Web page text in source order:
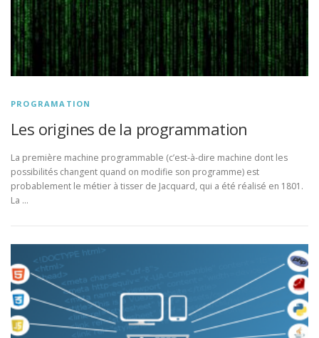
PROGRAMATION
Les origines de la programmation
La première machine programmable (c’est-à-dire machine dont les
possibilités changent quand on modifie son programme) est
probablement le métier à tisser de Jacquard, qui a été réalisé en 1801.
La …